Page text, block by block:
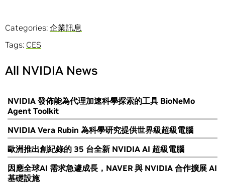
Categories: 企業訊息
Tags: CES
All NVIDIA News
NVIDIA 發佈能為代理加速科學探索的工具 BioNeMo
Agent Toolkit
NVIDIA Vera Rubin 為科學研究提供世界級超級電腦
歐洲推出創紀錄的 35 台全新 NVIDIA AI 超級電腦
因應全球AI 需求急遽成長，NAVER 與 NVIDIA 合作擴展 AI
基礎設施